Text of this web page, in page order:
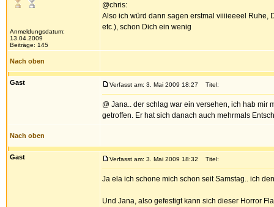
Anmeldungsdatum:
13.04.2009
Beiträge: 145
@chris:
Also ich würd dann sagen erstmal viiiieeeel Ruhe,
etc.), schon Dich ein wenig
Nach oben
Gast Verfasst am: 3. Mai 2009 18:27 Titel:
@ Jana.. der schlag war ein versehen, ich hab
getroffen. Er hat sich danach auch mehrmals
Nach oben
Gast Verfasst am: 3. Mai 2009 18:32 Titel:
Ja ela ich schone mich schon seit Samstag.. ich
Und Jana, also gefestigt kann sich dieser Horror